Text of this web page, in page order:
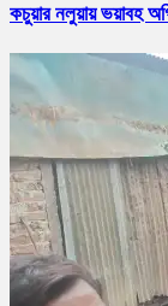
কচুয়ার নলুয়ায় ভয়াবহ